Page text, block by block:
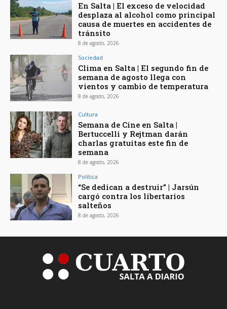
En Salta | El exceso de velocidad
desplaza al alcohol como principal
causa de muertes en accidentes de
tránsito
8 de agosto, 2026
Sociedad
Clima en Salta | El segundo fin de
semana de agosto llega con
vientos y cambio de temperatura
8 de agosto, 2026
Cultura
Semana de Cine en Salta |
Bertuccelli y Rejtman darán
charlas gratuitas este fin de
semana
8 de agosto, 2026
Política
“Se dedican a destruir” | Jarsún
cargó contra los libertarios
salteños
8 de agosto, 2026